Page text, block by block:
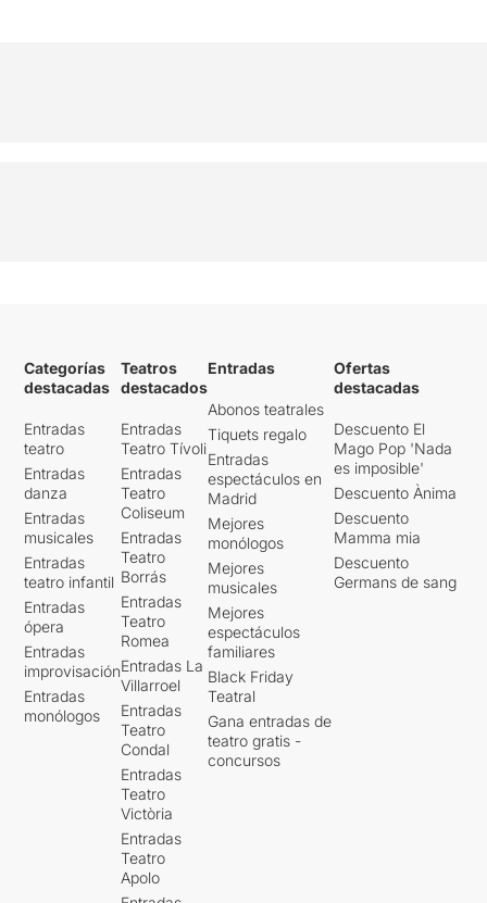
Categorías
destacadas
Entradas
teatro
Entradas
danza
Entradas
musicales
Entradas
teatro infantil
Entradas
ópera
Entradas
improvisación
Entradas
monólogos
Teatros
destacados
Entradas
Teatro Tívoli
Entradas
Teatro
Coliseum
Entradas
Teatro
Borrás
Entradas
Teatro
Romea
Entradas La
Villarroel
Entradas
Teatro
Condal
Entradas
Teatro
Victòria
Entradas
Teatro
Apolo
Entradas
Abonos teatrales
Tiquets regalo
Entradas
espectáculos en
Madrid
Mejores
monólogos
Mejores
musicales
Mejores
espectáculos
familiares
Black Friday
Teatral
Gana entradas de
teatro gratis -
concursos
Ofertas
destacadas
Descuento El
Mago Pop 'Nada
es imposible'
Descuento Ànima
Descuento
Mamma mia
Descuento
Germans de sang